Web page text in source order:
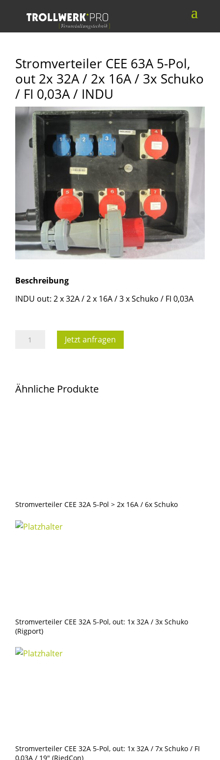
Stromverteiler CEE 63A 5-Pol,
out 2x 32A / 2x 16A / 3x Schuko
/ FI 0,03A / INDU
Beschreibung
INDU out: 2 x 32A / 2 x 16A / 3 x Schuko / FI 0,03A
Stromverteiler
Pol,
Schuko
/
Jetzt anfragen
Ähnliche Produkte
Stromverteiler CEE 32A 5-Pol > 2x 16A / 6x Schuko
Stromverteiler CEE 32A 5-Pol, out: 1x 32A / 3x Schuko
(Rigport)
Stromverteiler CEE 32A 5-Pol, out: 1x 32A / 7x Schuko / FI
0,03A / 19″ (RiedCon)